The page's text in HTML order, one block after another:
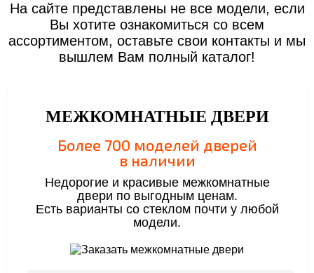
На сайте представлены не все модели, если
Вы хотите ознакомиться со всем
ассортиментом, оставьте свои контакты и мы
вышлем Вам полный каталог!
МЕЖКОМНАТНЫЕ ДВЕРИ
Более 700 моделей дверей
в наличии
Недорогие и красивые межкомнатные
двери по выгодным ценам.
Есть варианты со стеклом почти у любой
модели.